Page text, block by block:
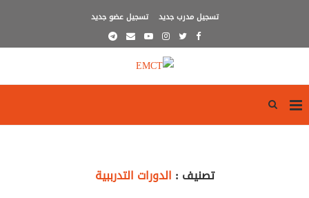
تسجيل مدرب جديد تسجيل عضو جديد
تصنيف : الدورات التدرببية